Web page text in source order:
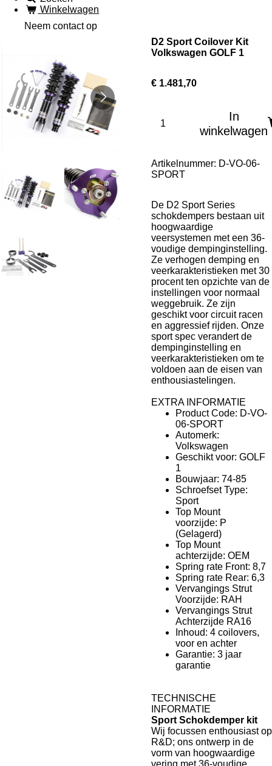
Winkelwagen
Neem contact op
D2 Sport Coilover Kit
Volkswagen GOLF 1
€ 1.481,70
In
winkelwagen
Artikelnummer: D-VO-06-
SPORT
De D2 Sport Series
schokdempers bestaan uit
hoogwaardige
veersystemen met een 36-
voudige dempinginstelling.
Ze verhogen demping en
veerkarakteristieken met 30
procent ten opzichte van de
instellingen voor normaal
weggebruik. Ze zijn
geschikt voor circuit racen
en aggressief rijden. Onze
sport spec verandert de
dempinginstelling en
veerkarakteristieken om te
voldoen aan de eisen van
enthousiastelingen.
EXTRA INFORMATIE
Product Code: D-VO-
06-SPORT
Automerk:
Volkswagen
Geschikt voor: GOLF
1
Bouwjaar: 74-85
Schroefset Type:
Sport
Top Mount
voorzijde: P
(Gelagerd)
Top Mount
achterzijde: OEM
Spring rate Front: 8,7
Spring rate Rear: 6,3
Vervangings Strut
Voorzijde: RAH
Vervangings Strut
Achterzijde RA16
Inhoud: 4 coilovers,
voor en achter
Garantie: 3 jaar
garantie
TECHNISCHE
INFORMATIE
Sport Schokdemper kit
Wij focussen enthousiast op
R&D; ons ontwerp in de
vorm van hoogwaardige